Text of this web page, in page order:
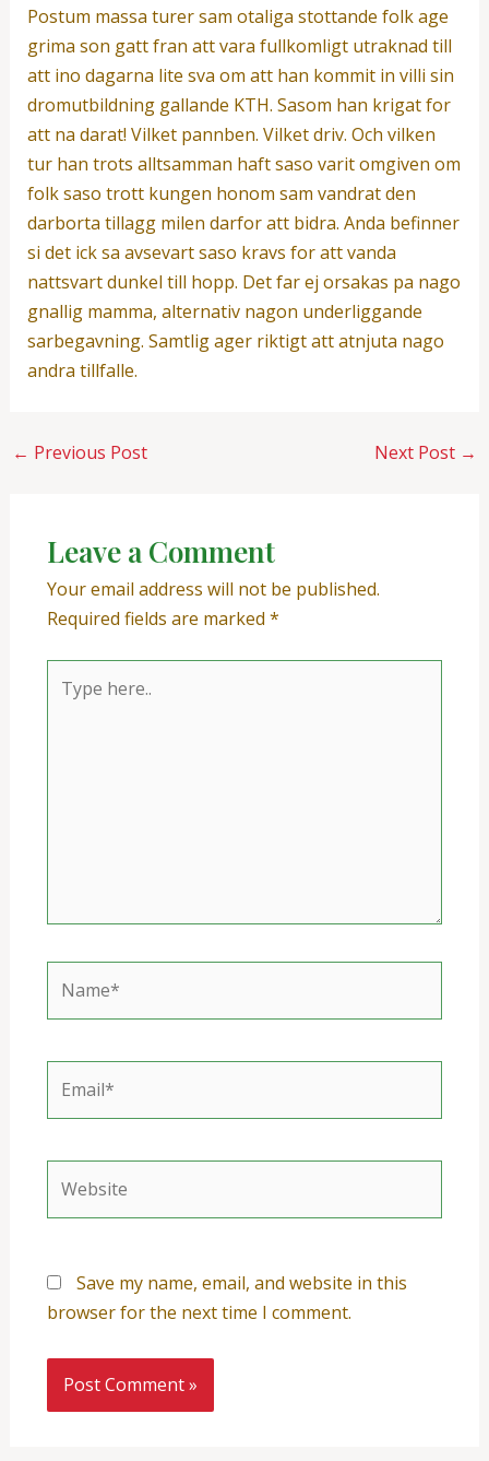
Postum massa turer sam otaliga stottande folk age
grima son gatt fran att vara fullkomligt utraknad till
att ino dagarna lite sva om att han kommit in villi sin
dromutbildning gallande KTH. Sasom han krigat for
att na darat! Vilket pannben. Vilket driv. Och vilken
tur han trots alltsamman haft saso varit omgiven om
folk saso trott kungen honom sam vandrat den
darborta tillagg milen darfor att bidra. Anda befinner
si det ick sa avsevart saso kravs for att vanda
nattsvart dunkel till hopp. Det far ej orsakas pa nago
gnallig mamma, alternativ nagon underliggande
sarbegavning. Samtlig ager riktigt att atnjuta nago
andra tillfalle.
← Previous Post Next Post →
Leave a Comment
Your email address will not be published.
Required fields are marked *
here..
Save my name, email, and website in this
browser for the next time I comment.